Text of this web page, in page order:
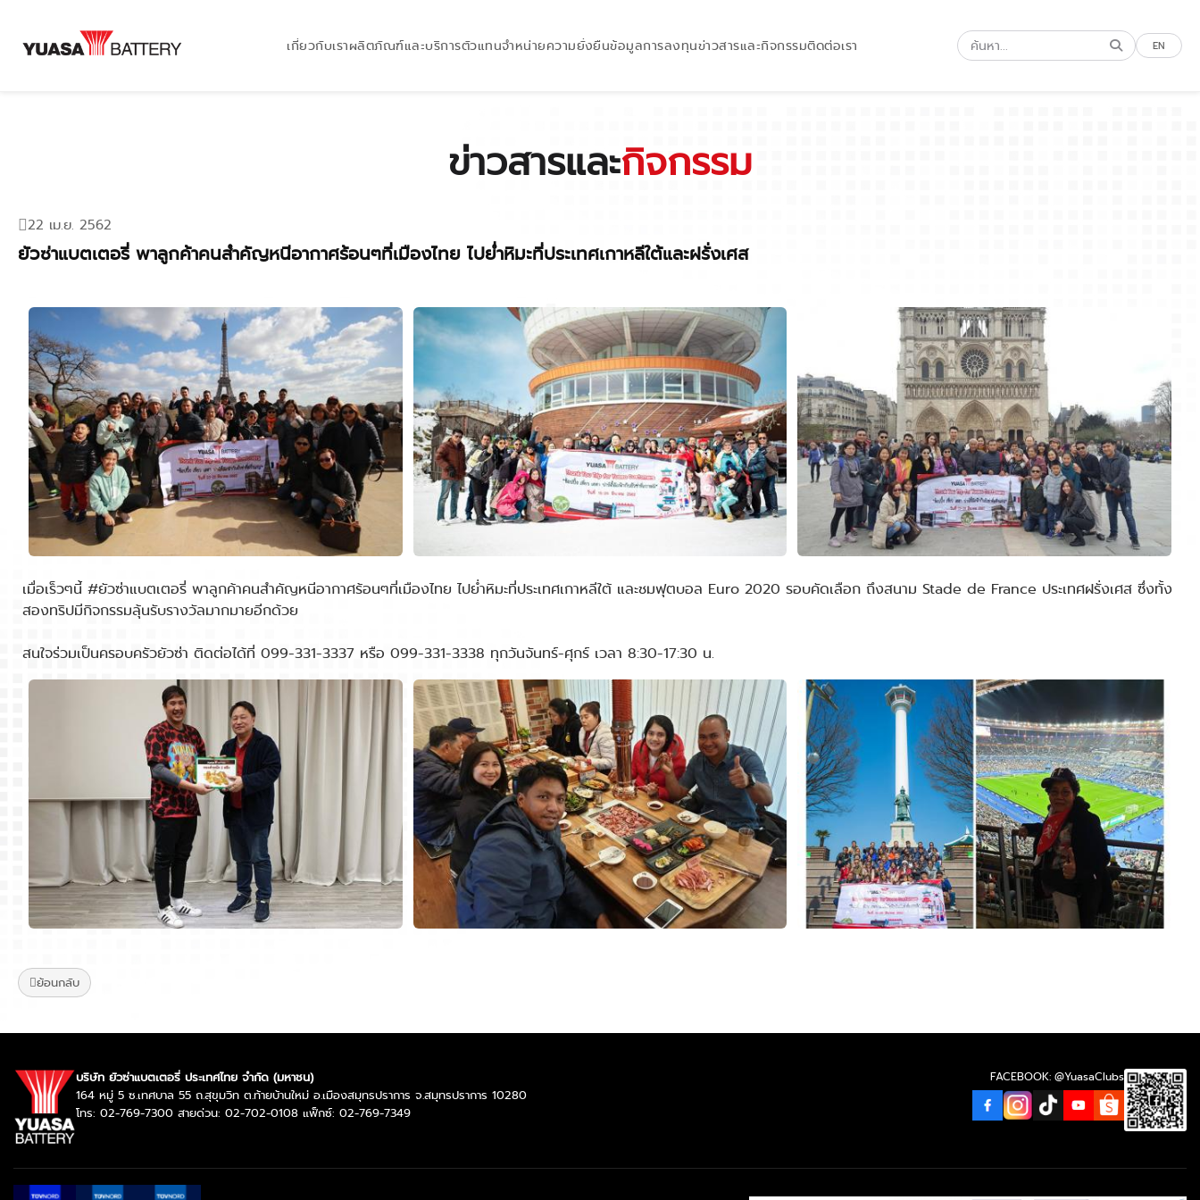
เกี่ยวกับเราผลิตภัณฑ์และบริการตัวแทนจำหน่ายความยั่งยืนข้อมูลการลงทุนข่าวสารและกิจกรรมติดต่อเรา EN
ข่าวสารและกิจกรรม
22 เม.ย. 2562
ยัวซ่าแบตเตอรี่ พาลูกค้าคนสำคัญหนีอากาศร้อนๆที่เมืองไทย ไปย่ำหิมะที่ประเทศเกาหลีใต้และฝรั่งเศส
เมื่อเร็วๆนี้ #ยัวซ่าแบตเตอรี่ พาลูกค้าคนสำคัญหนีอากาศร้อนๆที่เมืองไทย ไปย่ำหิมะที่ประเทศเกาหลีใต้ และชมฟุตบอล Euro 2020 รอบคัดเลือก ถึงสนาม Stade de France ประเทศฝรั่งเศส ซึ่งทั้ง
สองทริปมีกิจกรรมลุ้นรับรางวัลมากมายอีกด้วย
สนใจร่วมเป็นครอบครัวยัวซ่า ติดต่อได้ที่ 099-331-3337 หรือ 099-331-3338 ทุกวันจันทร์-ศุกร์ เวลา 8:30-17:30 น.
ย้อนกลับ
บริษัท ยัวซ่าแบตเตอรี่ ประเทศไทย จำกัด (มหาชน)
164 หมู่ 5 ซ.เทศบาล 55 ถ.สุขุมวิท ต.ท้ายบ้านใหม่ อ.เมืองสมุทรปราการ จ.สมุทรปราการ 10280
โทร: 02-769-7300 สายด่วน: 02-702-0108 แฟ็กซ์: 02-769-7349
FACEBOOK: @YuasaClubs